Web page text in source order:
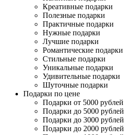
Креативные подарки
Полезные подарки
Практичные подарки
Нужные подарки
Лучшие подарки
Романтические подарки
Стильные подарки
Уникальные подарки
Удивительные подарки
Шуточные подарки
Подарки по цене
Подарки от 5000 рублей
Подарки до 5000 рублей
Подарки до 3000 рублей
Подарки до 2000 рублей